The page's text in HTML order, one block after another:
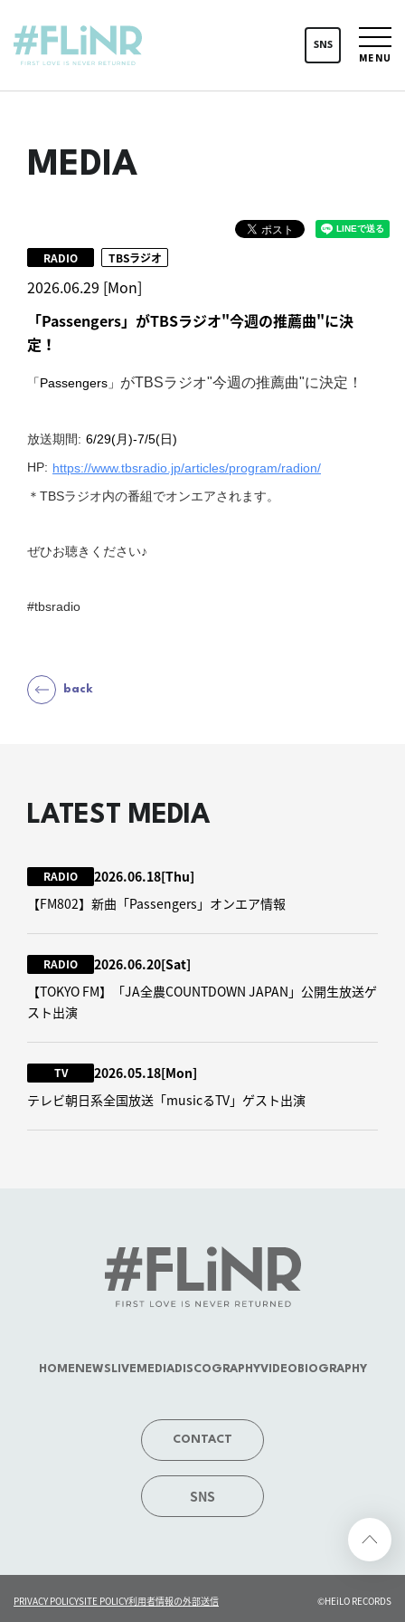
SNS
MENU
MEDIA
2026.06.29 [Mon]
RADIO TBSラジオ
「Passengers」がTBSラジオ"今週の推薦曲"に決
定！
「Passengers」 がTBSラジオ"今週の推薦曲"に決定！
放送期間: 6/29(月)-7/5(日)
HP: https://www.tbsradio.jp/articles/program/radion/
＊TBSラジオ内の番組でオンエアされます。
ぜひお聴きください♪
#tbsradio
back
LATEST MEDIA
RADIO 2026.06.18[Thu]
【FM802】新曲「Passengers」オンエア情報
RADIO 2026.06.20[Sat]
【TOKYO FM】「JA全農COUNTDOWN JAPAN」公開生放送ゲ
スト出演
TV 2026.05.18[Mon]
テレビ朝日系全国放送「musicるTV」ゲスト出演
HOME NEWS LIVE MEDIADISCOGRAPHYVIDEO BIOGRAPHY
CONTACT
SNS
PRIVACY POLICYSITE POLICY利用者情報の外部送信 ©HEiLO RECORDS